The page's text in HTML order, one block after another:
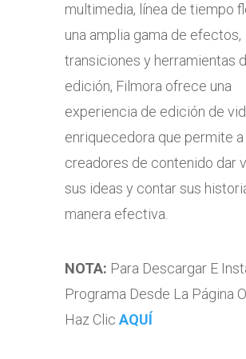
multimedia, línea de tiempo
una amplia gama de efectos,
transiciones y herramientas
edición, Filmora ofrece una
experiencia de edición de
enriquecedora que permite a
creadores de contenido dar
sus ideas y contar sus
manera efectiva.
NOTA: Para Descargar E
Programa Desde La Página
Haz Clic AQUÍ